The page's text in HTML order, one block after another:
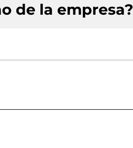
de la empresa?